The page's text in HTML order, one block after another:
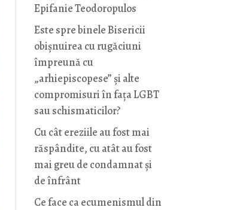
Epifanie Teodoropulos
Este spre binele Bisericii
obișnuirea cu rugăciuni
împreună cu
„arhiepiscopese” și alte
compromisuri în fața LGBT
sau schismaticilor?
Cu cât ereziile au fost mai
răspândite, cu atât au fost
mai greu de condamnat și
de înfrânt
Ce face ca ecumenismul din